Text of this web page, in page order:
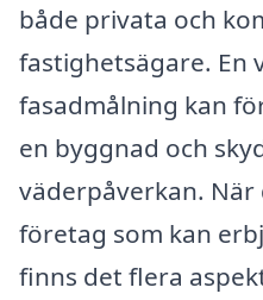
både privata och
fastighetsägare. En
fasadmålning kan
en byggnad och
väderpåverkan.
företag som kan
finns det flera